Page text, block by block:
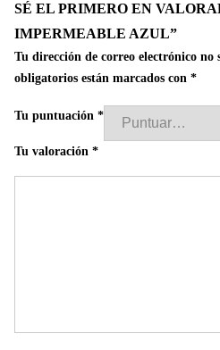
SÉ EL PRIMERO EN
IMPERMEABLE AZUL”
Tu dirección de correo electrónico no
obligatorios están marcados con *
Tu puntuación *
Tu valoración *